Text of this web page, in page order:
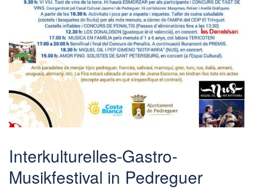
Interkulturelles-Gastro-
Musikfestival in Pedreguer